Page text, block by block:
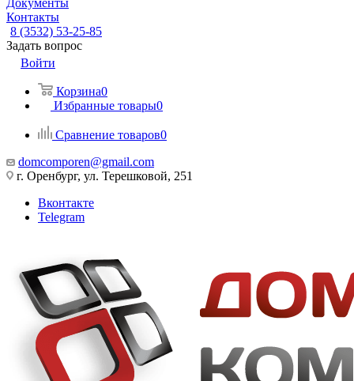
Документы
Контакты
8 (3532) 53-25-85
Задать вопрос
Войти
Корзина0
Избранные товары0
Сравнение товаров0
domcomporen@gmail.com
г. Оренбург, ул. Терешковой, 251
Вконтакте
Telegram